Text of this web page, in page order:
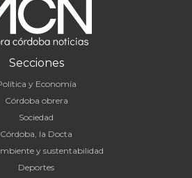
Secciones
y Economía
Córdoba obrera
Sociedad
Córdoba, la Docta
y sustentabilidad
Deportes